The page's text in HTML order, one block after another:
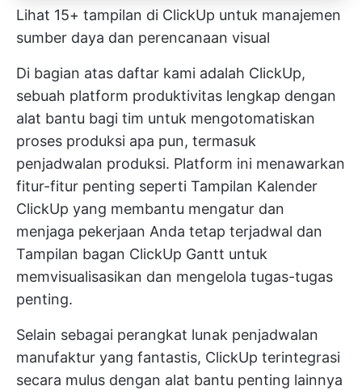
Lihat 15+ tampilan di ClickUp untuk manajemen
sumber daya dan perencanaan visual
Di bagian atas daftar kami adalah ClickUp,
sebuah platform produktivitas lengkap dengan
alat bantu bagi tim untuk mengotomatiskan
proses produksi apa pun, termasuk
penjadwalan produksi. Platform ini menawarkan
fitur-fitur penting seperti Tampilan Kalender
ClickUp yang membantu mengatur dan
menjaga pekerjaan Anda tetap terjadwal dan
Tampilan bagan ClickUp Gantt untuk
memvisualisasikan dan mengelola tugas-tugas
penting.
Selain sebagai perangkat lunak penjadwalan
manufaktur yang fantastis, ClickUp terintegrasi
secara mulus dengan alat bantu penting lainnya